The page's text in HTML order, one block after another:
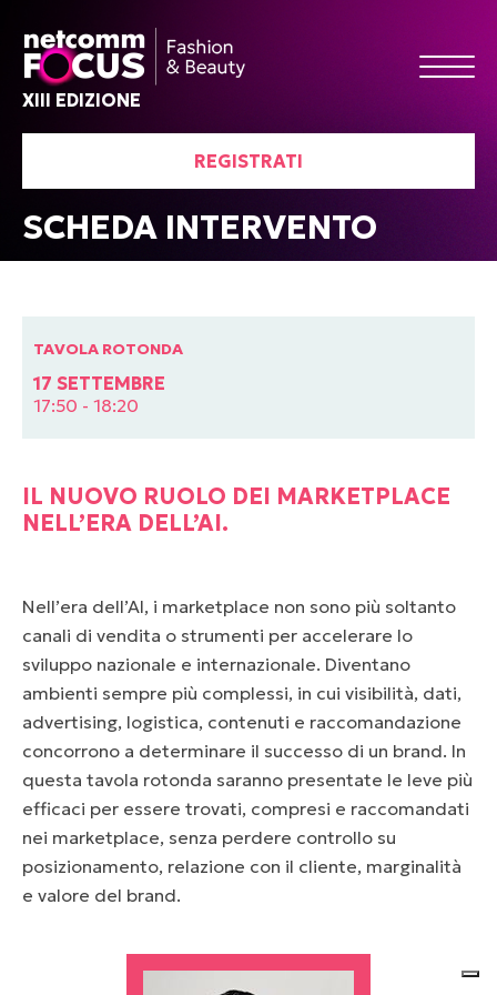
XIII EDIZIONE
REGISTRATI
SCHEDA INTERVENTO
TAVOLA ROTONDA
17 SETTEMBRE
17:50 - 18:20
IL NUOVO RUOLO DEI MARKETPLACE
NELL’ERA DELL’AI.
Nell’era dell’AI, i marketplace non sono più soltanto
canali di vendita o strumenti per accelerare lo
sviluppo nazionale e internazionale. Diventano
ambienti sempre più complessi, in cui visibilità, dati,
advertising, logistica, contenuti e raccomandazione
concorrono a determinare il successo di un brand. In
questa tavola rotonda saranno presentate le leve più
efficaci per essere trovati, compresi e raccomandati
nei marketplace, senza perdere controllo su
posizionamento, relazione con il cliente, marginalità
e valore del brand.